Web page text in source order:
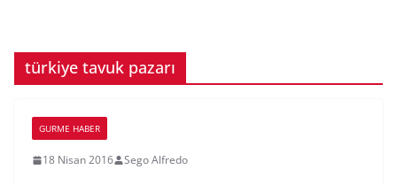
türkiye tavuk pazarı
GURME HABER
18 Nisan 2016 Sego Alfredo